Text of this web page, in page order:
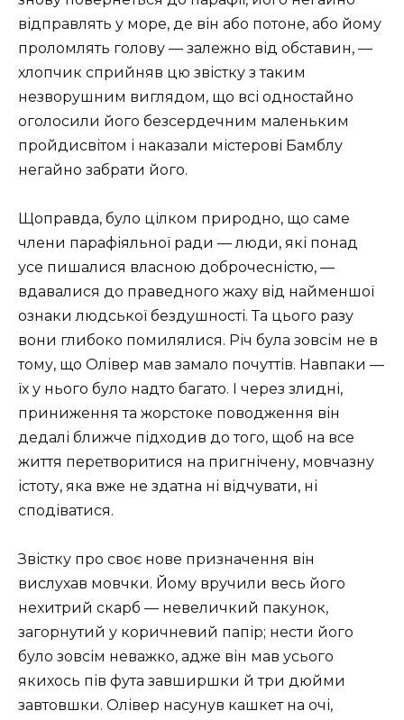
відправлять у море, де він або потоне, або йому
проломлять голову — залежно від обставин, —
хлопчик сприйняв цю звістку з таким
незворушним виглядом, що всі одностайно
оголосили його безсердечним маленьким
пройдисвітом і наказали містерові Бамблу
негайно забрати його.
Щоправда, було цілком природно, що саме
члени парафіяльної ради — люди, які понад
усе пишалися власною доброчесністю, —
вдавалися до праведного жаху від найменшої
ознаки людської бездушності. Та цього разу
вони глибоко помилялися. Річ була зовсім не в
тому, що Олівер мав замало почуттів. Навпаки —
їх у нього було надто багато. І через злидні,
приниження та жорстоке поводження він
дедалі ближче підходив до того, щоб на все
життя перетворитися на пригнічену, мовчазну
істоту, яка вже не здатна ні відчувати, ні
сподіватися.
Звістку про своє нове призначення він
вислухав мовчки. Йому вручили весь його
нехитрий скарб — невеличкий пакунок,
загорнутий у коричневий папір; нести його
було зовсім неважко, адже він мав усього
якихось пів фута завширшки й три дюйми
завтовшки. Олівер насунув кашкет на очі,